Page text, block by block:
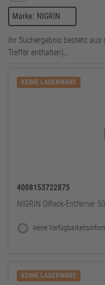
Marke: NIGRIN
Ihr Suchergebnis besteht
Treffer enthalten)…
KEINE LAGERWARE
4008153722875
NIGRIN Ölfleck-Entferner
keine
KEINE LAGERWARE